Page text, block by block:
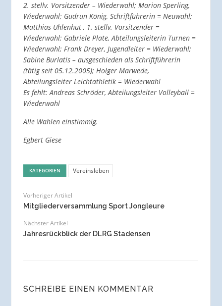
2. stellv. Vorsitzender – Wiederwahl; Marion Sperling,
Wiederwahl; Gudrun König, Schriftführerin = Neuwahl;
Matthias Uhlenhut , 1. stellv. Vorsitzender =
Wiederwahl; Gabriele Plate, Abteilungsleiterin Turnen =
Wiederwahl; Frank Dreyer, Jugendleiter = Wiederwahl;
Sabine Burlatis – ausgeschieden als Schriftführerin
(tätig seit 05.12.2005); Holger Marwede,
Abteilungsleiter Leichtathletik = Wiederwahl
Es fehlt: Andreas Schröder, Abteilungsleiter Volleyball =
Wiederwahl
Alle Wahlen einstimmig.
Egbert Giese
KATEGORIEN Vereinsleben
Vorheriger Artikel
Mitgliederversammlung Sport Jongleure
Nächster Artikel
Jahresrückblick der DLRG Stadensen
SCHREIBE EINEN KOMMENTAR